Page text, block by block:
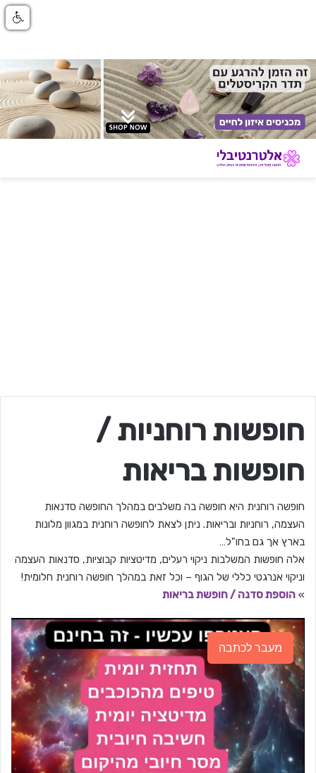
חופשות רוחניות /
חופשות בריאות
חופשה רוחנית היא חופשה בה משלבים במהלך החופשה סדנאות
העצמה, רוחניות ובריאות. ניתן לצאת לחופשה רוחנית במגוון מלונות
בארץ אך גם בחו"ל…
אלה חופשות המשלבות ניקוי רעלים, מדיטציות קבוציות, סדנאות העצמה
וניקוי אנרגטי כללי של הגוף – וכל זאת במהלך חופשה רוחנית חלומית!
» הוספת סדנה / חופשת בריאות
מעבר לכתבה